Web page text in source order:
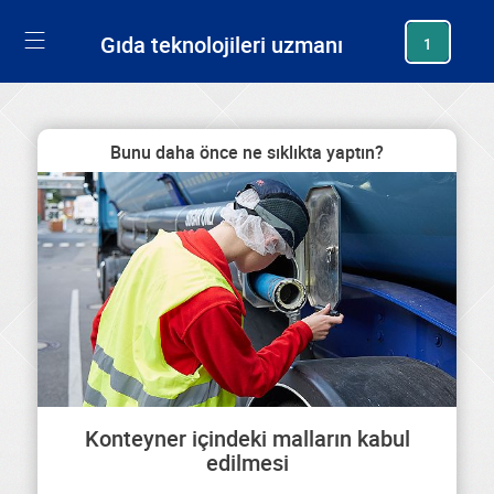
Gıda teknolojileri uzmanı 1
Bunu daha önce ne sıklıkta yaptın?
Konteyner içindeki malların kabul
edilmesi